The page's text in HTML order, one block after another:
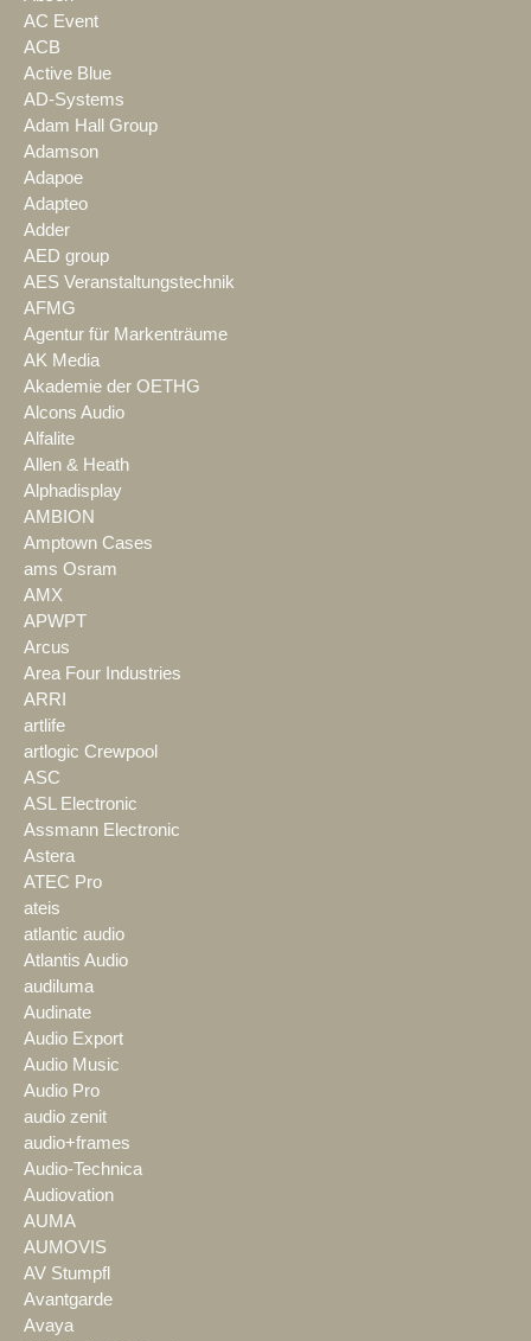
AC Event
ACB
Active Blue
AD-Systems
Adam Hall Group
Adamson
Adapoe
Adapteo
Adder
AED group
AES Veranstaltungstechnik
AFMG
Agentur für Markenträume
AK Media
Akademie der OETHG
Alcons Audio
Alfalite
Allen & Heath
Alphadisplay
AMBION
Amptown Cases
ams Osram
AMX
APWPT
Arcus
Area Four Industries
ARRI
artlife
artlogic Crewpool
ASC
ASL Electronic
Assmann Electronic
Astera
ATEC Pro
ateis
atlantic audio
Atlantis Audio
audiluma
Audinate
Audio Export
Audio Music
Audio Pro
audio zenit
audio+frames
Audio-Technica
Audiovation
AUMA
AUMOVIS
AV Stumpfl
Avantgarde
Avaya